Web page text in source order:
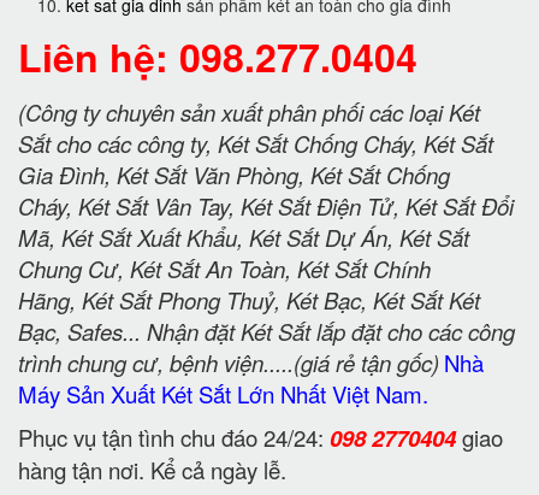
Liên hệ: 098.277.0404
(Công ty chuyên sản xuất phân phối các loại Két
Sắt cho các công ty, Két Sắt Chống Cháy, Két Sắt
Gia Đình, Két Sắt Văn Phòng, Két Sắt Chống
Cháy, Két Sắt Vân Tay, Két Sắt Điện Tử, Két Sắt Đổi
Mã, Két Sắt Xuất Khẩu, Két Sắt Dự Án, Két Sắt
Chung Cư, Két Sắt An Toàn, Két Sắt Chính
Hãng, Két Sắt Phong Thuỷ, Két Bạc, Két Sắt Két
Bạc, Safes... Nhận đặt Két Sắt lắp đặt cho các công
trình chung cư, bệnh viện.....(giá rẻ tận gốc) Nhà
Máy Sản Xuất Két Sắt Lớn Nhất Việt Nam.
Phục vụ tận tình chu đáo 24/24: 098 2770404giao
hàng tận nơi. Kể cả ngày lễ.